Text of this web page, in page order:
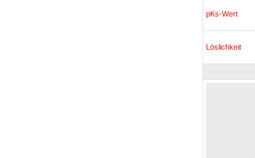
pKs-Wert
Löslichkeit